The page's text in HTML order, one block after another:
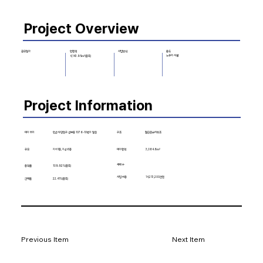
Project Overview
공모일자
​연면적
4,143.95㎡(증축)
사업방식
용도
노유자 시설
Project Information
대지 위치 안산시 단원구 선부동 1076-10번지 일원 구조 철근콘크리트조
규모 지하1층, 지상6층 대지면적 3,084.8㎡
용적률 109.92%(증축) 세대 수
건폐율 22.41%(증축)
사업 비용 14,213,200천원
Previous Item Next Item